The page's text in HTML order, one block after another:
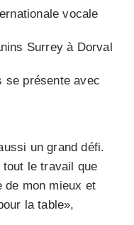
vocale
Surrey à Dorval
se présente avec
un grand défi.
le travail que
de mon mieux et
la table»,